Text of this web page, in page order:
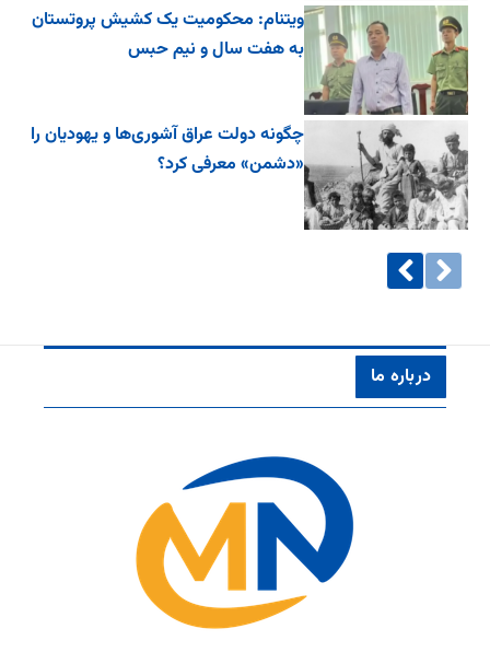
ویتنام: محکومیت یک کشیش پروتستان
به هفت سال و نیم حبس
چگونه دولت عراق آشوری‌ها و یهودیان را
«دشمن» معرفی کرد؟
درباره ما